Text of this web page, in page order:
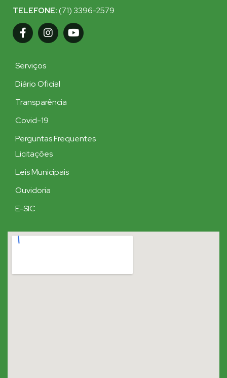
TELEFONE: (71) 3396-2579
Serviços
Diário Oficial
Transparência
Covid-19
Perguntas Frequentes
Licitações
Leis Municipais
Ouvidoria
E-SIC